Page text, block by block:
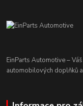
EinParts Automotive –
automobilových doplňků